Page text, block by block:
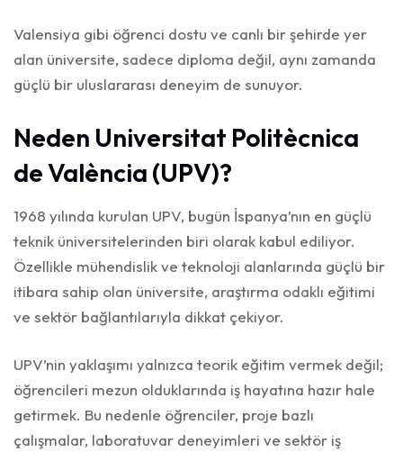
Valensiya gibi öğrenci dostu ve canlı bir şehirde yer
alan üniversite, sadece diploma değil, aynı zamanda
güçlü bir uluslararası deneyim de sunuyor.
Neden Universitat Politècnica
de València (UPV)?
1968 yılında kurulan UPV, bugün İspanya’nın en güçlü
teknik üniversitelerinden biri olarak kabul ediliyor.
Özellikle mühendislik ve teknoloji alanlarında güçlü bir
itibara sahip olan üniversite, araştırma odaklı eğitimi
ve sektör bağlantılarıyla dikkat çekiyor.
UPV’nin yaklaşımı yalnızca teorik eğitim vermek değil;
öğrencileri mezun olduklarında iş hayatına hazır hale
getirmek. Bu nedenle öğrenciler, proje bazlı
çalışmalar, laboratuvar deneyimleri ve sektör iş